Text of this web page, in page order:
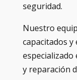
seguridad.
Nuestro
capacitados
y reparación